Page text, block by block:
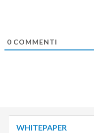
0COMMENTI
WHITEPAPER